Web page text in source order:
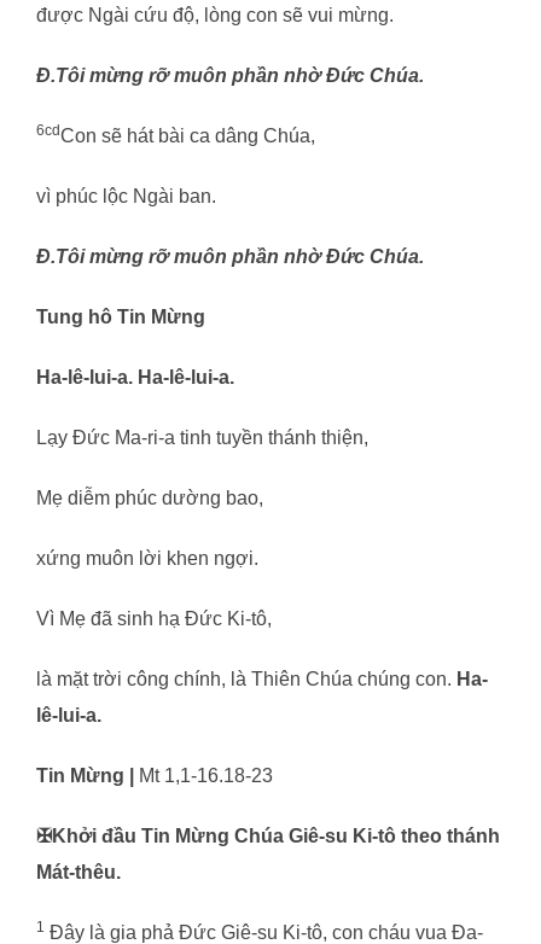
được Ngài cứu độ, lòng con sẽ vui mừng.
Đ.Tôi mừng rỡ muôn phần nhờ Đức Chúa.
6cdCon sẽ hát bài ca dâng Chúa,
vì phúc lộc Ngài ban.
Đ.Tôi mừng rỡ muôn phần nhờ Đức Chúa.
Tung hô Tin Mừng
Ha-lê-lui-a. Ha-lê-lui-a.
Lạy Đức Ma-ri-a tinh tuyền thánh thiện,
Mẹ diễm phúc dường bao,
xứng muôn lời khen ngợi.
Vì Mẹ đã sinh hạ Đức Ki-tô,
là mặt trời công chính, là Thiên Chúa chúng con. Ha-
lê-lui-a.
Tin Mừng | Mt 1,1-16.18-23
✠Khởi đầu Tin Mừng Chúa Giê-su Ki-tô theo thánh
Mát-thêu.
1 Đây là gia phả Đức Giê-su Ki-tô, con cháu vua Đa-